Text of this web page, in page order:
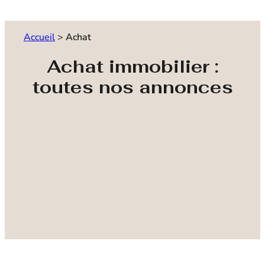
Accueil > Achat
Achat immobilier :
toutes nos annonces